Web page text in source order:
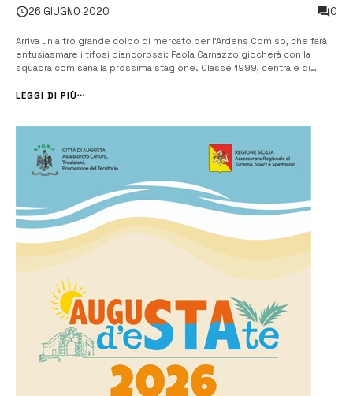
26 GIUGNO 2020 0
Arriva un altro grande colpo di mercato per l’Ardens Comiso, che farà
entusiasmare i tifosi biancorossi: Paola Carnazzo giocherà con la
squadra comisana la prossima stagione. Classe 1999, centrale di
Modica, giocando da titolare il campionato di B1. [adrotategroup=”...
LEGGI DI PIÙ